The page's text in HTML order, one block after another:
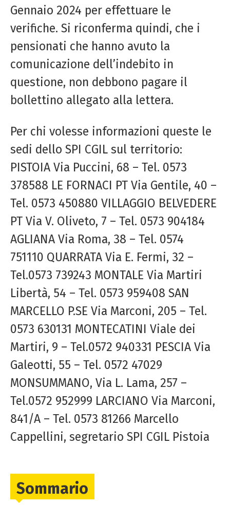
Gennaio 2024 per effettuare le
verifiche. Si riconferma quindi, che i
pensionati che hanno avuto la
comunicazione dell’indebito in
questione, non debbono pagare il
bollettino allegato alla lettera.
Per chi volesse informazioni queste le
sedi dello SPI CGIL sul territorio:
PISTOIA Via Puccini, 68 – Tel. 0573
378588 LE FORNACI PT Via Gentile, 40 –
Tel. 0573 450880 VILLAGGIO BELVEDERE
PT Via V. Oliveto, 7 – Tel. 0573 904184
AGLIANA Via Roma, 38 – Tel. 0574
751110 QUARRATA Via E. Fermi, 32 –
Tel.0573 739243 MONTALE Via Martiri
Libertà, 54 – Tel. 0573 959408 SAN
MARCELLO P.SE Via Marconi, 205 – Tel.
0573 630131 MONTECATINI Viale dei
Martiri, 9 – Tel.0572 940331 PESCIA Via
Galeotti, 55 – Tel. 0572 47029
MONSUMMANO, Via L. Lama, 257 –
Tel.0572 952999 LARCIANO Via Marconi,
841/A – Tel. 0573 81266 Marcello
Cappellini, segretario SPI CGIL Pistoia
Sommario